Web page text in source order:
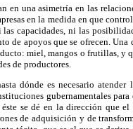
en una asimetría en las
en la medida en que
capacidades, ni las
de apoyos que se ofrecen. Una
miel, mangos o frutillas, y
de productores.
dónde es necesario
gubernamentales
se dé en la dirección que
de adquisición y de